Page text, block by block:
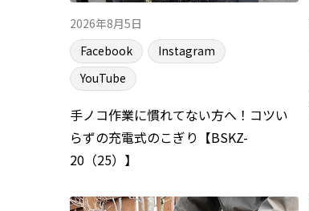
2026年8月5日
Facebook
Instagram
YouTube
手ノコ作業に慣れてない方へ！コツい
らずの充電式のこぎり【BSKZ-
20（25）】